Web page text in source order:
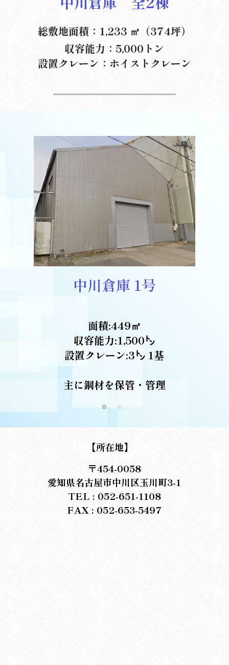
総敷地面積：1,233 ㎡（374坪）
収容能力：5,000トン
設置クレーン：ホイストクレーン
中川倉庫 1号
面積:449㎡
収容能力:1,500㌧
設置クレーン:3㌧ 1基
主に鋼材を保管・管理
【所在地】
〒454-0058
愛知県名古屋市中川区玉川町3-1
TEL : 052-651-1108
FAX : 052-653-5497